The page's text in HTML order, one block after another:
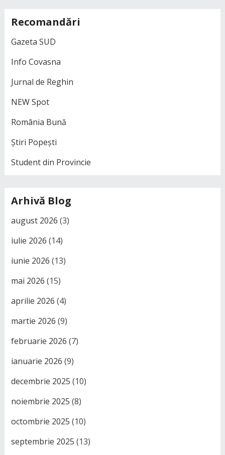
Recomandări
Gazeta SUD
Info Covasna
Jurnal de Reghin
NEW Spot
România Bună
Știri Popești
Student din Provincie
Arhivă Blog
august 2026 (3)
iulie 2026 (14)
iunie 2026 (13)
mai 2026 (15)
aprilie 2026 (4)
martie 2026 (9)
februarie 2026 (7)
ianuarie 2026 (9)
decembrie 2025 (10)
noiembrie 2025 (8)
octombrie 2025 (10)
septembrie 2025 (13)